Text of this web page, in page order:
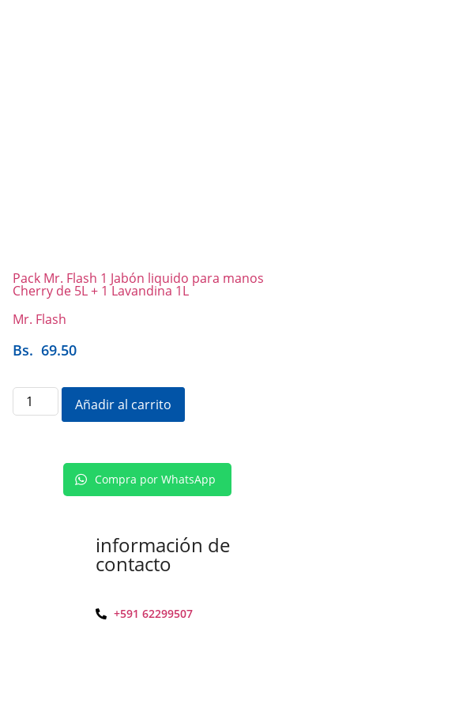
Pack Mr. Flash 1 Jabón liquido para manos
Cherry de 5L + 1 Lavandina 1L
Mr. Flash
Bs. 69.50
Añadir al carrito
Compra por WhatsApp
información de
contacto
+591 62299507